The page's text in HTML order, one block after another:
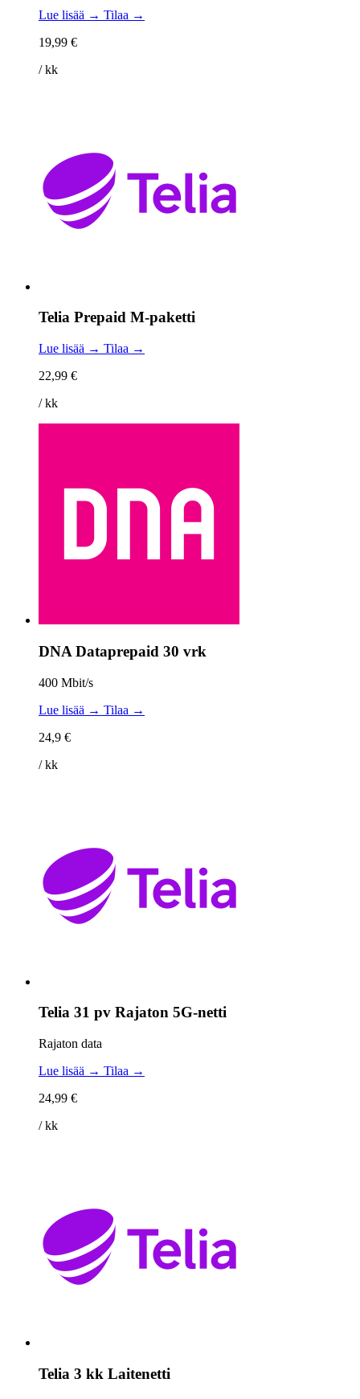
Lue lisää → Tilaa →
19,99 €
/ kk
Telia Prepaid M-paketti
Lue lisää → Tilaa →
22,99 €
/ kk
DNA Dataprepaid 30 vrk
400 Mbit/s
Lue lisää → Tilaa →
24,9 €
/ kk
Telia 31 pv Rajaton 5G-netti
Rajaton data
Lue lisää → Tilaa →
24,99 €
/ kk
Telia 3 kk Laitenetti